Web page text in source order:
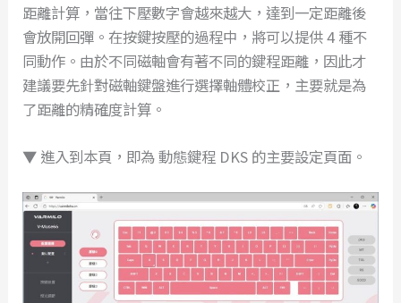
距離計算，當往下壓數字會越來越大，達到一定距離後
會放開回彈。在按鍵按壓的過程中，將可以提供 4 種不
同動作。由於不同磁軸會有著不同的鍵程距離，因此才
建議要先針對磁軸鍵盤進行選擇軸體校正，主要就是為
了距離的精確度計算。
▼ 進入到本頁，即為 動態鍵程 DKS 的主要設定頁面。